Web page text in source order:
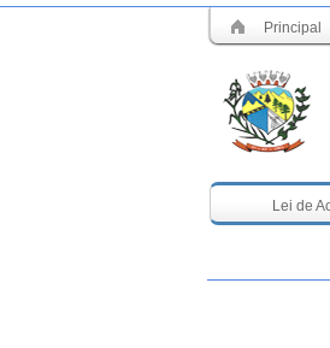
Principal
Lei de